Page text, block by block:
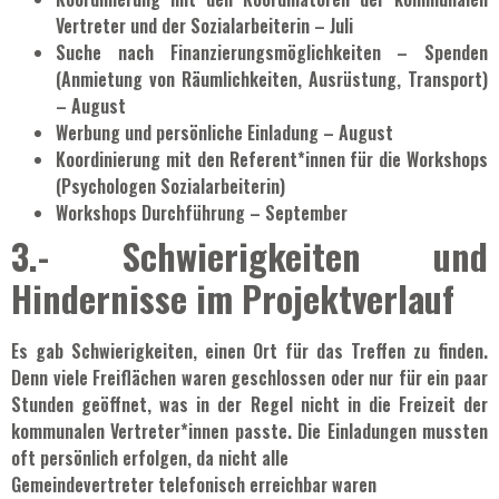
Vertreter und der Sozialarbeiterin – Juli
Suche nach Finanzierungsmöglichkeiten – Spenden
(Anmietung von Räumlichkeiten, Ausrüstung, Transport)
– August
Werbung und persönliche Einladung – August
Koordinierung mit den Referent*innen für die Workshops
(Psychologen Sozialarbeiterin)
Workshops Durchführung – September
3.- Schwierigkeiten und
Hindernisse im Projektverlauf
Es gab Schwierigkeiten, einen Ort für das Treffen zu finden.
Denn viele Freiflächen waren geschlossen oder nur für ein paar
Stunden geöffnet, was in der Regel nicht in die Freizeit der
kommunalen Vertreter*innen passte. Die Einladungen mussten
oft persönlich erfolgen, da nicht alle
Gemeindevertreter telefonisch erreichbar waren